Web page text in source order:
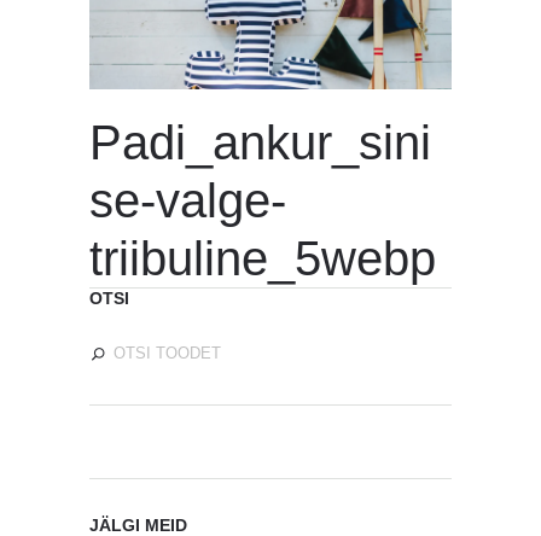
Padi_ankur_sini
se-valge-
triibuline_5webp
OTSI
JÄLGI MEID